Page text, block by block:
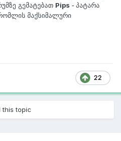
გემატებათ Pips - პატარა
მაქსიმალური
22
this topic